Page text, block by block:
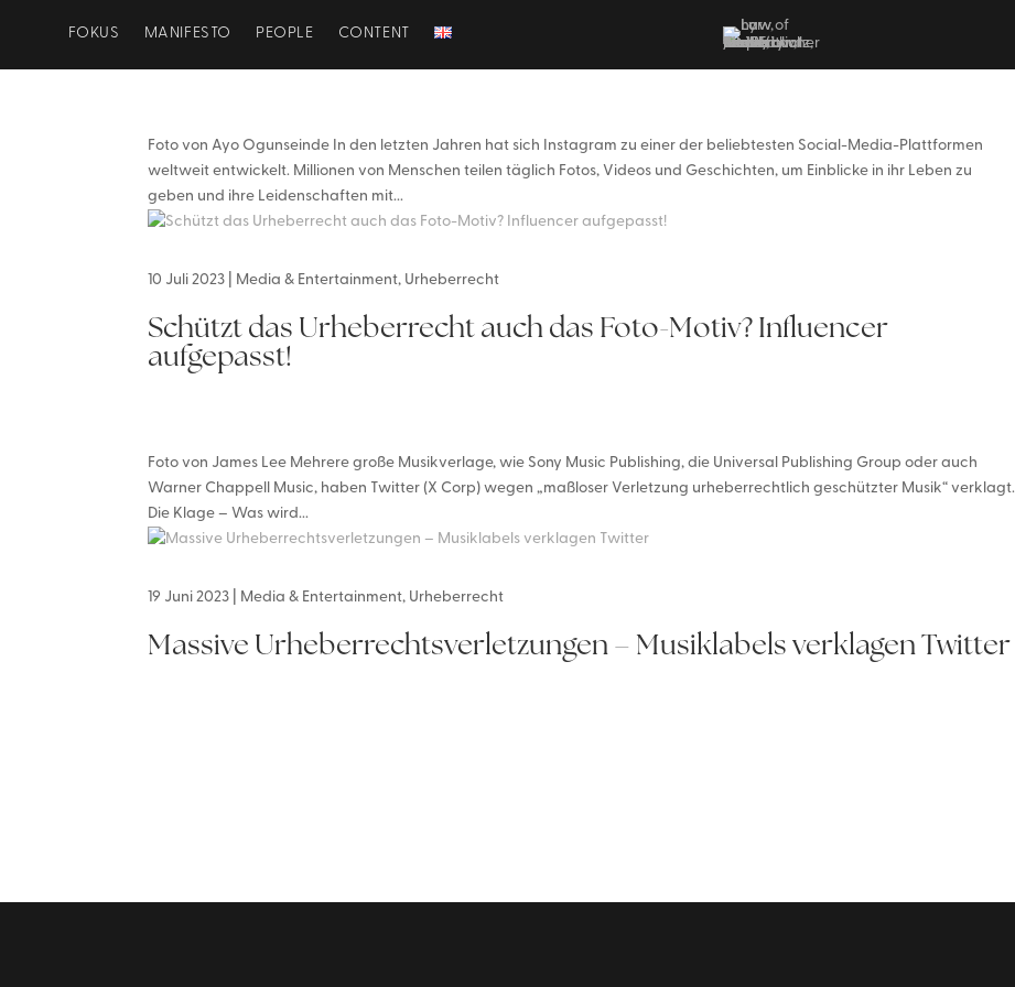
FOKUS MANIFESTO PEOPLE CONTENT
Schützt das Urheberrecht auch das Foto-Motiv? Influencer
aufgepasst!
10 Juli 2023 Media & Entertainment, Urheberrecht
Foto von Ayo Ogunseinde In den letzten Jahren hat sich Instagram zu einer der beliebtesten Social-Media-Plattformen
weltweit entwickelt. Millionen von Menschen teilen täglich Fotos, Videos und Geschichten, um Einblicke in ihr Leben zu
geben und ihre Leidenschaften mit...
Massive Urheberrechtsverletzungen – Musiklabels verklagen Twitter
19 Juni 2023 Media & Entertainment, Urheberrecht
Foto von James Lee Mehrere große Musikverlage, wie Sony Music Publishing, die Universal Publishing Group oder auch
Warner Chappell Music, haben Twitter (X Corp) wegen „maßloser Verletzung urheberrechtlich geschützter Musik“ verklagt.
Die Klage – Was wird...